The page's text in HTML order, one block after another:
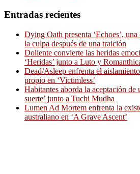
Entradas recientes
Dying Oath presenta ‘Echoes’,
la culpa después de una traición
Doliente convierte las heridas
‘Heridas’ junto a Luto y
Dead/Asleep enfrenta el
propio en ‘Victimless’
Habitantes aborda la aceptación de
suerte’ junto a Tuchi Mudha
Lumen Ad Mortem enfrenta la
australiano en ‘A Grave Ascent’